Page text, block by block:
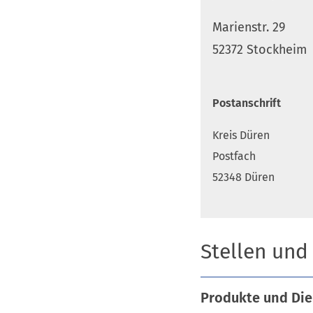
Marienstr. 29
52372 Stockheim
Postanschrift
Kreis Düren
Postfach
52348 Düren
Stellen
Produkte und